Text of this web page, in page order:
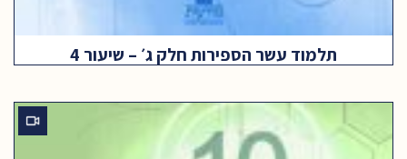
תלמוד עשר הספירות חלק ג׳ – שיעור 4